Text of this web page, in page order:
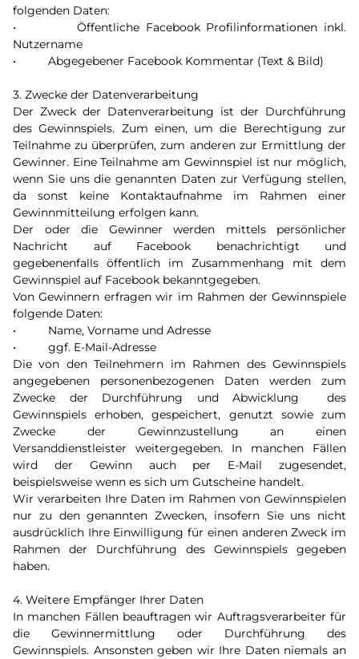
folgenden Daten:
• Öffentliche Facebook Profilinformationen inkl.
Nutzername
• Abgegebener Facebook Kommentar (Text & Bild)
3. Zwecke der Datenverarbeitung
Der Zweck der Datenverarbeitung ist der Durchführung
des Gewinnspiels. Zum einen, um die Berechtigung zur
Teilnahme zu überprüfen, zum anderen zur Ermittlung der
Gewinner. Eine Teilnahme am Gewinnspiel ist nur möglich,
wenn Sie uns die genannten Daten zur Verfügung stellen,
da sonst keine Kontaktaufnahme im Rahmen einer
Gewinnmitteilung erfolgen kann.
Der oder die Gewinner werden mittels persönlicher
Nachricht auf Facebook benachrichtigt und
gegebenenfalls öffentlich im Zusammenhang mit dem
Gewinnspiel auf Facebook bekanntgegeben.
Von Gewinnern erfragen wir im Rahmen der Gewinnspiele
folgende Daten:
• Name, Vorname und Adresse
• ggf. E-Mail-Adresse
Die von den Teilnehmern im Rahmen des Gewinnspiels
angegebenen personenbezogenen Daten werden zum
Zwecke der Durchführung und Abwicklung des
Gewinnspiels erhoben, gespeichert, genutzt sowie zum
Zwecke der Gewinnzustellung an einen
Versanddienstleister weitergegeben. In manchen Fällen
wird der Gewinn auch per E-Mail zugesendet,
beispielsweise wenn es sich um Gutscheine handelt.
Wir verarbeiten Ihre Daten im Rahmen von Gewinnspielen
nur zu den genannten Zwecken, insofern Sie uns nicht
ausdrücklich Ihre Einwilligung für einen anderen Zweck im
Rahmen der Durchführung des Gewinnspiels gegeben
haben.
4. Weitere Empfänger Ihrer Daten
In manchen Fällen beauftragen wir Auftragsverarbeiter für
die Gewinnermittlung oder Durchführung des
Gewinnspiels. Ansonsten geben wir Ihre Daten niemals an